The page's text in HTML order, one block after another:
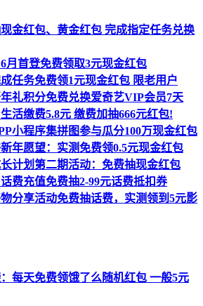
金红包、黄金红包 完成指定任务兑换
月首登免费领取3元现金红包
任务免费领1元现金红包 限老用户
礼积分免费兑换爱奇艺VIP会员7天
活缴费5.8元 缴费加抽666元红包!
小程序集拼图参与瓜分100万现金红包
年愿望：实测免费领0.5元现金红包
计划第二期活动：免费抽现金红包
费充值免费抽2-99元话费抵扣券
分享活动免费抽话费，实测领到5元影
每天免费领饿了么随机红包 一般5元